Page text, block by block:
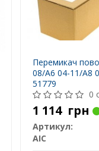
Перемикач
08/A6 04-11/A8
51779
0
1 114 грн
Артикул:
AIC